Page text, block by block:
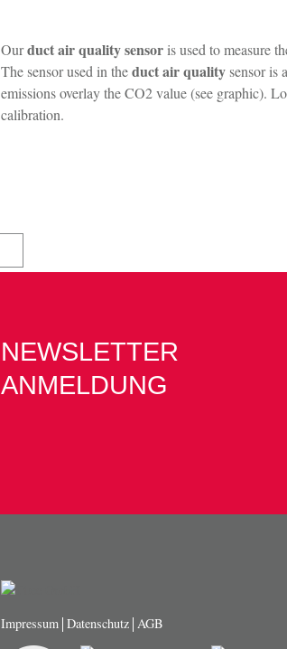
Ourduct air quality sensor is used to measure
The sensor used in theduct air qualitysensor is
emissions overlay the CO2 value (see graphic).
calibration.
NEWSLETTER
ANMELDUNG
Impressum Datenschutz AGB